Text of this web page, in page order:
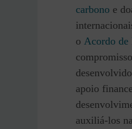
carbono e
o Acordo de
apoio
auxiliá-los